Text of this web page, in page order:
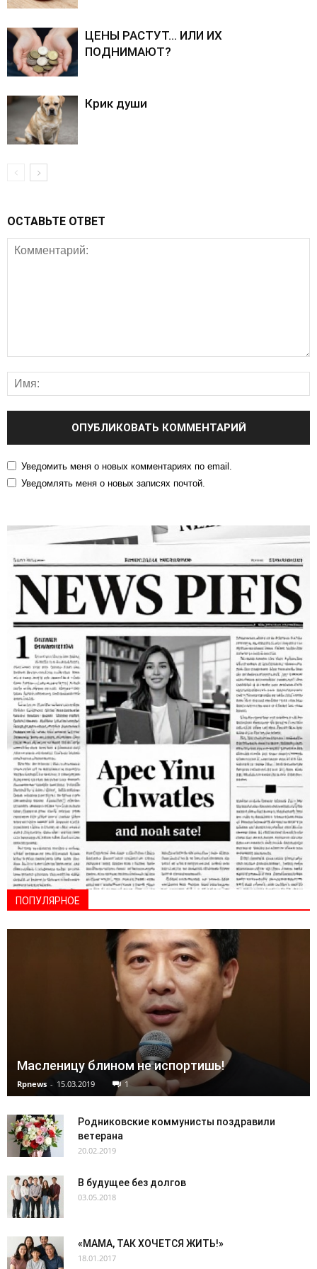
ЦЕНЫ РАСТУТ… ИЛИ ИХ
ПОДНИМАЮТ?
Крик души
ОСТАВЬТЕ ОТВЕТ
Уведомить меня о новых комментариях по email.
Уведомлять меня о новых записях почтой.
ПОПУЛЯРНОЕ
Масленицу блином не испортишь!
Rpnews - 15.03.2019 1
Родниковские коммунисты поздравили
ветерана
20.02.2019
В будущее без долгов
03.05.2018
«МАМА, ТАК ХОЧЕТСЯ ЖИТЬ!»
18.01.2017